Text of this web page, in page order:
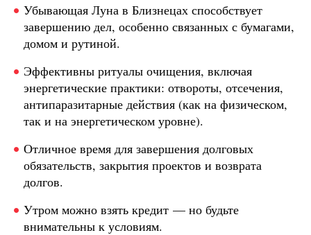
Убывающая Луна в Близнецах способствует
завершению дел, особенно связанных с бумагами,
домом и рутиной.
Эффективны ритуалы очищения, включая
энергетические практики: отвороты, отсечения,
антипаразитарные действия (как на физическом,
так и на энергетическом уровне).
Отличное время для завершения долговых
обязательств, закрытия проектов и возврата
долгов.
Утром можно взять кредит — но будьте
внимательны к условиям.